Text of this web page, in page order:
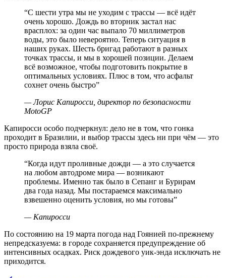
“С шести утра мы не уходим с трассы — всё идёт
очень хорошо. Дождь во вторник застал нас
врасплох: за один час выпало 70 миллиметров
воды, это было невероятно. Теперь ситуация в
наших руках. Шесть бригад работают в разных
точках трассы, и мы в хорошей позиции. Делаем
всё возможное, чтобы подготовить покрытие в
оптимальных условиях. Плюс в том, что асфальт
сохнет очень быстро”
—Лорис Капиросси, директор по безопасности
MotoGP
Капиросси особо подчеркнул: дело не в том, что гонка
проходит в Бразилии, и выбор трассы здесь ни при чём — это
просто природа взяла своё.
“Когда идут проливные дожди — а это случается
на любом автодроме мира — возникают
проблемы. Именно так было в Сепанг и Бурирам
два года назад. Мы постараемся максимально
взвешенно оценить условия, но мы готовы”
— Капиросси
По состоянию на 19 марта погода над Гоянией по-прежнему
непредсказуема: в городе сохраняется предупреждение об
интенсивных осадках. Риск дождевого уик-энда исключать не
приходится.